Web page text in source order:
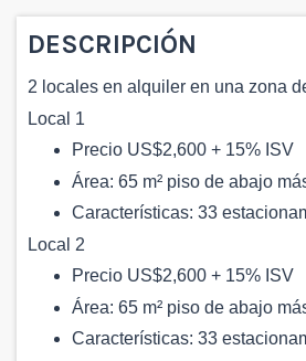
DESCRIPCIÓN
2 locales en alquiler en una zona
Local 1
Precio US$2,600 + 15% ISV
Área: 65 m² piso de abajo
Características: 33
Local 2
Precio US$2,600 + 15% ISV
Área: 65 m² piso de abajo
Características: 33